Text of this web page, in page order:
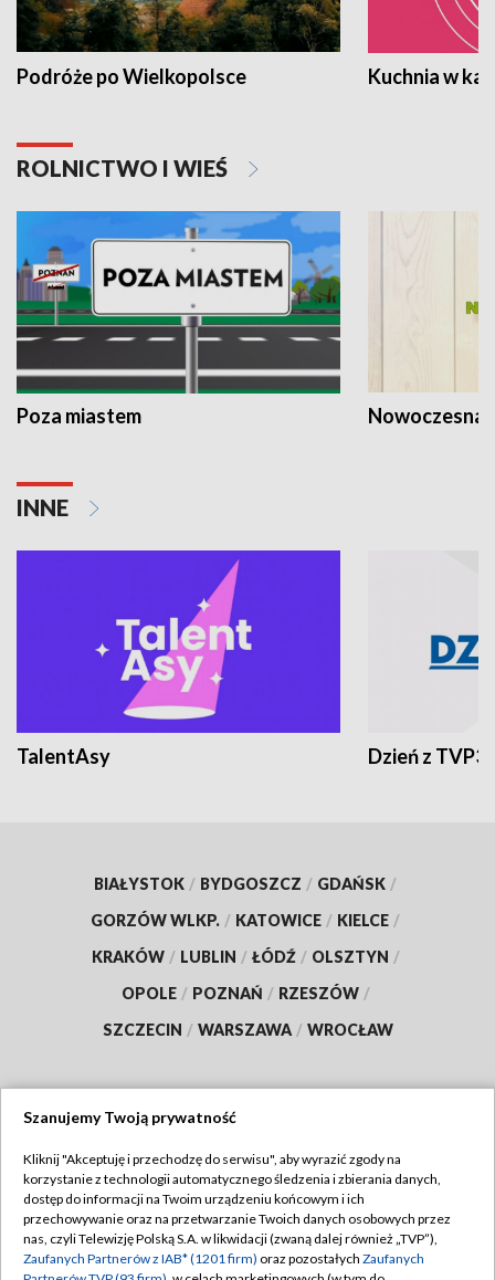
Podróże po Wielkopolsce Kuchnia w
ROLNICTWO I WIEŚ
Poza miastem Nowoczesna
INNE
TalentAsy Dzień z TVP3
BIAŁYSTOK / BYDGOSZCZ / GDAŃSK /
GORZÓW WLKP. / KATOWICE / KIELCE /
KRAKÓW / LUBLIN / ŁÓDŹ / OLSZTYN /
OPOLE / POZNAŃ / RZESZÓW /
SZCZECIN / WARSZAWA / WROCŁAW
TVP
Abonament TVP
Emisja w TVP
Regulamin TVP
Polityka prywatności
Szanujemy Twoją prywatność
Kliknij "Akceptuję i przechodzę do serwisu", aby wyrazić zgody na
korzystanie z technologii automatycznego śledzenia i zbierania danych,
dostęp do informacji na Twoim urządzeniu końcowym i ich
przechowywanie oraz na przetwarzanie Twoich danych osobowych przez
nas, czyli Telewizję Polską S.A. w likwidacji (zwaną dalej również „TVP”),
Zaufanych Partnerów z IAB* (1201 firm) oraz pozostałych Zaufanych